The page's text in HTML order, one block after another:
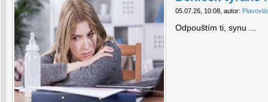
05.07.26, 10:08, autor:
Odpouštím ti, synu ...